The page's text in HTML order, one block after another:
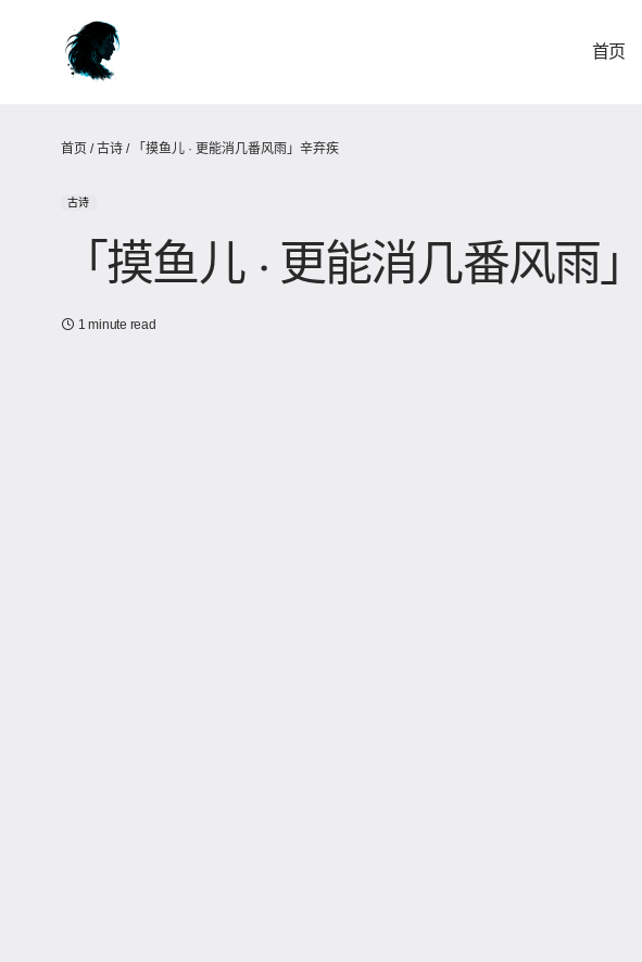
首页
首页 /古诗 / 「摸鱼儿 · 更能消几番风雨」辛弃疾
古诗
「摸鱼儿 · 更能消几番风雨
1 minute read